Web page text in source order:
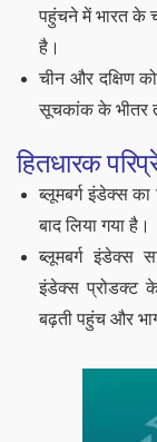
पहुंचने में भारत के
है।
चीन और दक्षिण
सूचकांक के भीतर
हितधारक
ब्लूमबर्ग इंडेक्स का
बाद लिया गया है।
ब्लूमबर्ग इंडेक्स
इंडेक्स प्रोडक्ट
बढ़ती पहुंच और